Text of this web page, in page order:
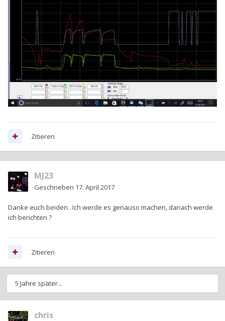
Zitieren
MJ23
Geschrieben 17. April 2017
Danke euch beiden.. Ich werde es genauso machen, danach werde
ich berichten ?
Zitieren
5 Jahre später...
chris